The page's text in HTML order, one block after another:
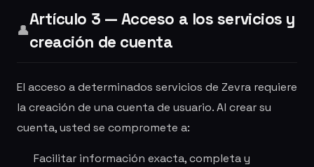
👤
Artículo 3 — Acceso a los servicios y
creación de cuenta
El acceso a determinados servicios de Zevra requiere
la creación de una cuenta de usuario. Al crear su
cuenta, usted se compromete a:
Facilitar información exacta, completa y